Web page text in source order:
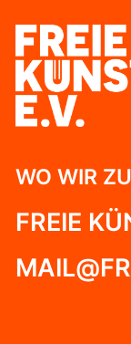
zum
Inhalt
WO WIR
FREIE